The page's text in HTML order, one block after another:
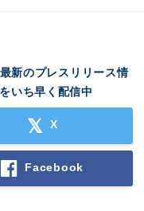
新のプレスリリース情
いち早く配信中
X
Facebook